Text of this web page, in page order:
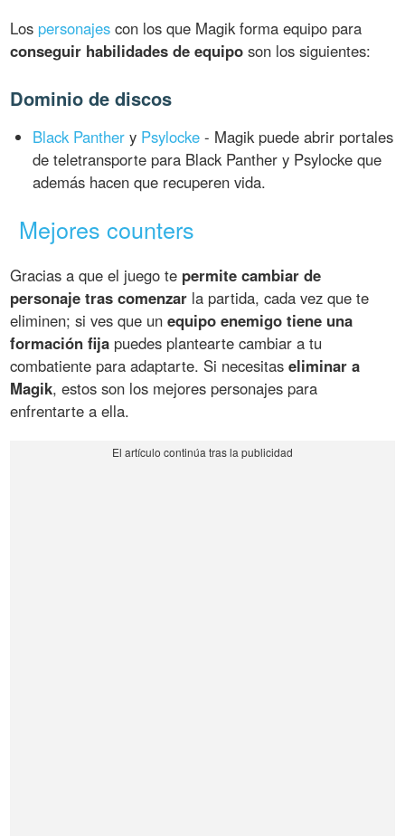
Los personajes con los que Magik forma equipo para
conseguir habilidades de equipo son los siguientes:
Dominio de discos
Black Panther y Psylocke - Magik puede abrir portales
de teletransporte para Black Panther y Psylocke que
además hacen que recuperen vida.
Mejores counters
Gracias a que el juego te permite cambiar de
personaje tras comenzar la partida, cada vez que te
eliminen; si ves que unequipo enemigo tiene una
formación fija puedes plantearte cambiar a tu
combatiente para adaptarte. Si necesitaseliminar a
Magik, estos son los mejores personajes para
enfrentarte a ella.